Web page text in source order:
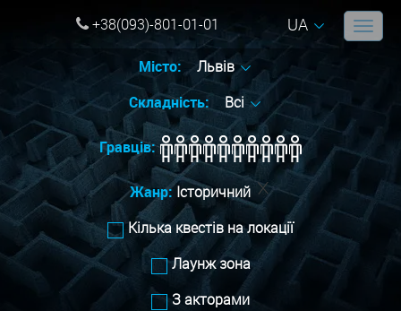
+38(093)-801-01-01 UA
Місто:
Львів
Складність:
Всі
Гравців:
Жанр:Історичний
Кілька квестів на локації
Лаунж зона
З акторами